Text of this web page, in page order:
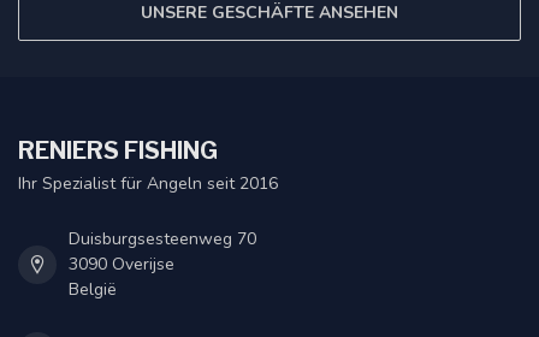
UNSERE GESCHÄFTE ANSEHEN
RENIERS FISHING
Ihr Spezialist für Angeln seit 2016
Duisburgsesteenweg 70
3090 Overijse
België